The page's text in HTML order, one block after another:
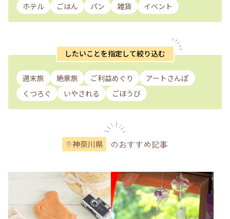
ホテル
ごはん パン 雑貨 イベント
したいことを指定して絞り込む
週末旅 絶景旅 ご利益めぐり
アートさんぽ
くつろぐ
いやされる ごほうび
神奈川県 のおすすめ記事